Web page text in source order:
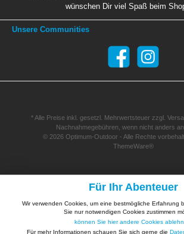
wünschen Dir viel Spaß beim
Unsere Communities
* Alle Preise inkl. gesetzl. Mehrwertsteuer zzgl.
Nachnahmegebühren, wenn nicht anders
© 2026 Optimum-Outdoor - Alle Rechte
ThemeWare®
Für Ihr Abenteuer
Wir verwenden Cookies, um eine bestmögliche Erfahrung
Sie nur notwendigen Cookies zustimmen
können Sie hier andere Cookies
Für mehr Informationen schauen Sie sich gerne die